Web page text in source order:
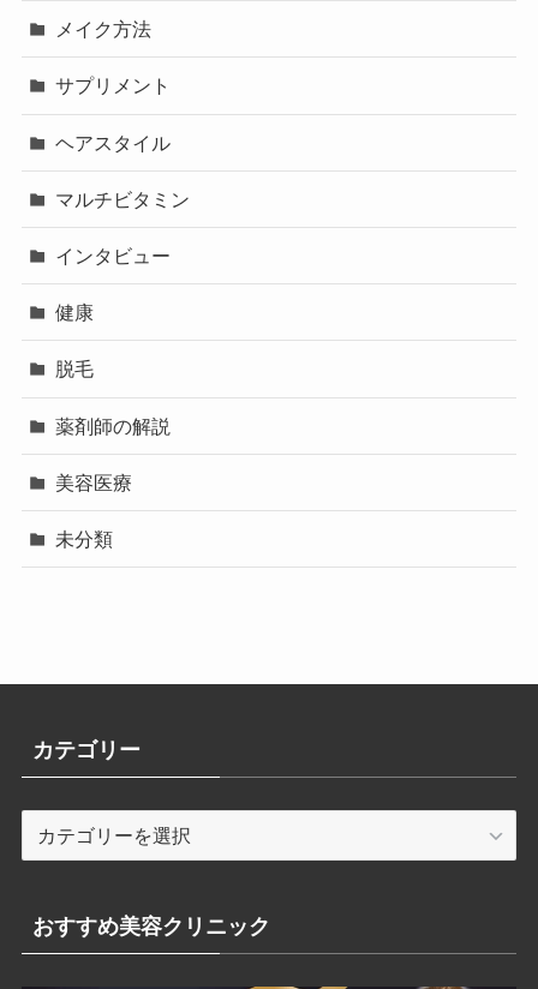
メイク方法
サプリメント
ヘアスタイル
マルチビタミン
インタビュー
健康
脱毛
薬剤師の解説
美容医療
未分類
カテゴリー
テ
リ
ー
おすすめ美容クリニック